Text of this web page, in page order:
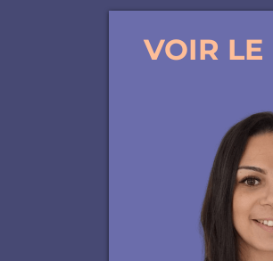
VOIR LE